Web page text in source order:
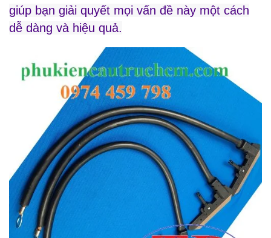
giúp bạn giải quyết mọi vấn đề này một cách
dễ dàng và hiệu quả.